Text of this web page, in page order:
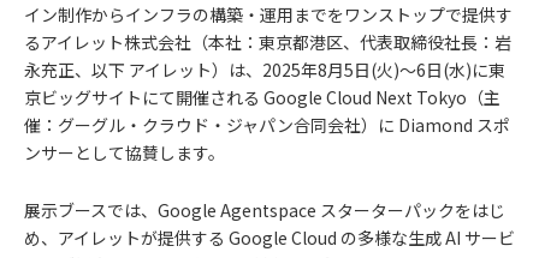
イン制作からインフラの構築・運用までをワンストップで提供す
るアイレット株式会社（本社：東京都港区、代表取締役社長：岩
永充正、以下 アイレット）は、2025年8⽉5日(火)〜6⽇(水)に東
京ビッグサイトにて開催される Google Cloud Next Tokyo（主
催：グーグル・クラウド・ジャパン合同会社）に Diamond スポ
ンサーとして協賛します。
展示ブースでは、Google Agentspace スターターパックをはじ
め、アイレットが提供する Google Cloud の多様な生成 AI サービ